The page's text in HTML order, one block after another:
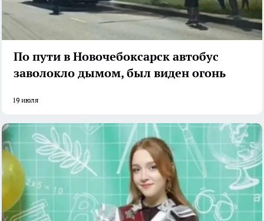
По пути в Новочебоксарск автобус
заволокло дымом, был виден огонь
19 июля